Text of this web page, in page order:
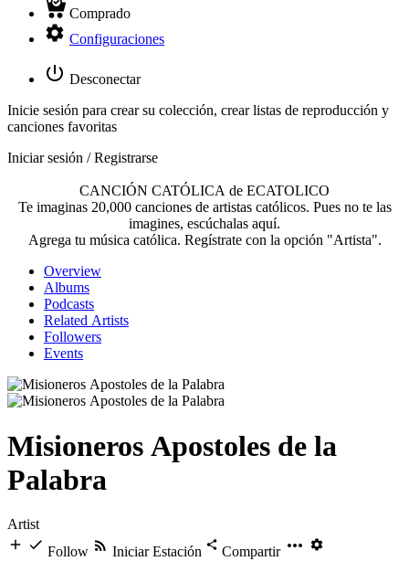
Comprado
Configuraciones
Desconectar
Inicie sesión para crear su colección, crear listas de reproducción y
canciones favoritas
Iniciar sesión / Registrarse
CANCIÓN CATÓLICA de ECATOLICO
Te imaginas 20,000 canciones de artistas católicos. Pues no te las
imagines, escúchalas aquí.
Agrega tu música católica. Regístrate con la opción "Artista".
Overview
Albums
Podcasts
Related Artists
Followers
Events
Misioneros Apostoles de la
Palabra
Artist
Follow
Iniciar Estación
Compartir